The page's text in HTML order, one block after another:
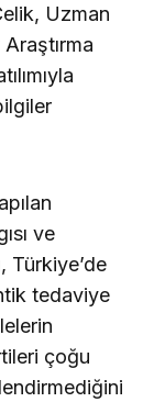
Uzman
ve
Türkiye’de
tedaviye
çoğu